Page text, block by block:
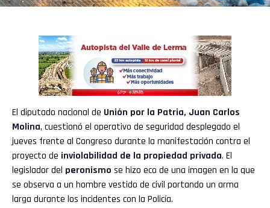
El diputado nacional de Unión por la Patria, Juan Carlos
Molina, cuestionó el operativo de seguridad desplegado el
jueves frente al Congreso durante la manifestación contra el
proyecto de inviolabilidad de la propiedad privada. El
legislador del peronismo se hizo eco de una imagen en la que
se observa a un hombre vestido de civil portando un arma
larga durante los incidentes con la Policía.